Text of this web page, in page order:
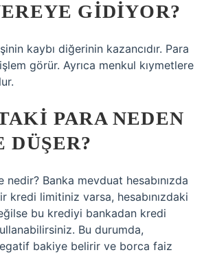
GIDIYOR?
kaybı diğerinin kazancıdır. Para
görür. Ayrıca menkul kıymetlere
PARA NEDEN
DÜŞER?
Banka mevduat hesabınızda
kredi limitiniz varsa, hesabınızdaki
bu krediyi bankadan kredi
Bu durumda,
bakiye belirir ve borca ​​faiz